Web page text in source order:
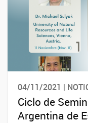
04/11/2021 |
Ciclo de
Argentina de